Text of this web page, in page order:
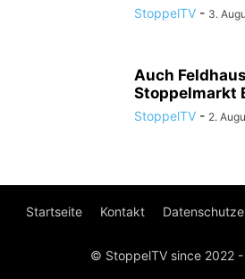
StoppelTV - 3.
Auch
Stoppelmarkt
StoppelTV - 2.
Startseite Kontakt
© StoppelTV since 2022 -